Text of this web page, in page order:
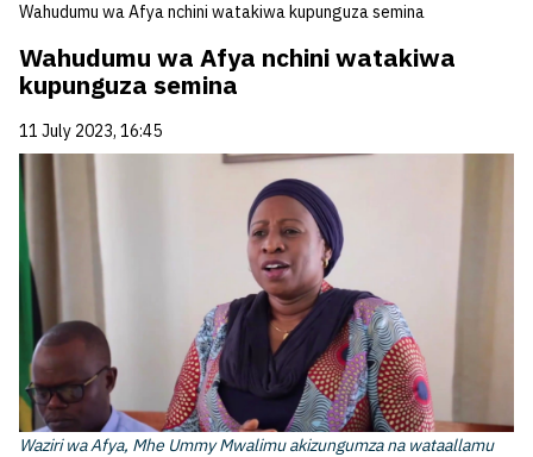
Wahudumu wa Afya nchini watakiwa kupunguza semina
Wahudumu wa Afya nchini watakiwa
kupunguza semina
11 July 2023, 16:45
Waziri wa Afya, Mhe Ummy Mwalimu akizungumza na wataallamu